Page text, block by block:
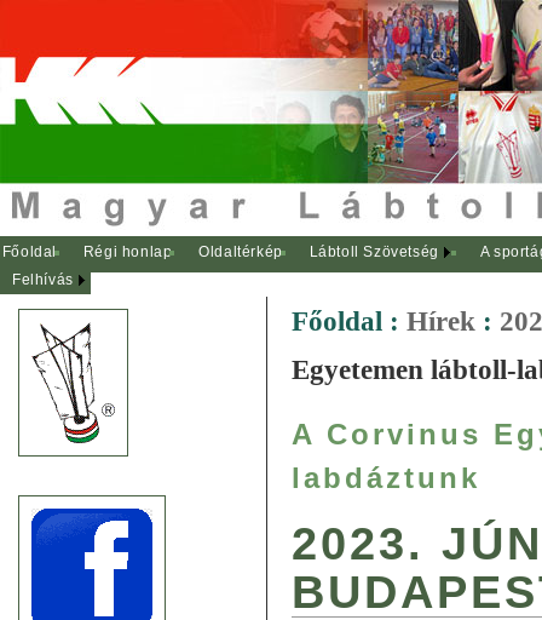
Főoldal Régi honlap Oldaltérkép Lábtoll Szövetség
A
Felhívás
Főoldal : Hírek :
Egyetemen lábtoll-
A Corvinus
labdáztunk
2023.